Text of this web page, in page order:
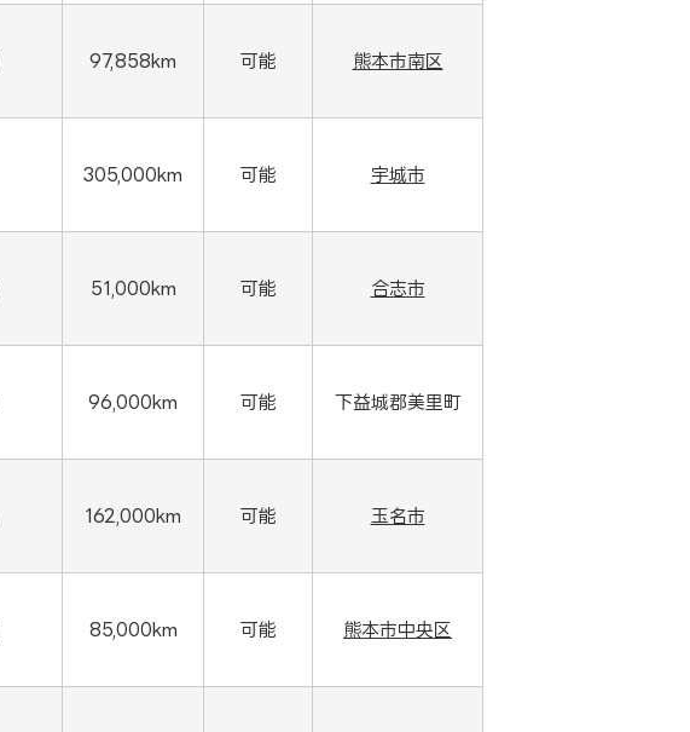
97,858km 可能 熊本市南区
305,000km 可能 宇城市
51,000km 可能 合志市
96,000km 可能 下益城郡美里町
162,000km 可能 玉名市
85,000km 可能 熊本市中央区